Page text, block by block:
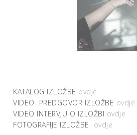
KATALOG IZLOŽBE ovdje
VIDEO PREDGOVOR IZLOŽBE ovdje
VIDEO INTERVJU O IZLOŽBI ovdje
FOTOGRAFIJE IZLOŽBE ovdje